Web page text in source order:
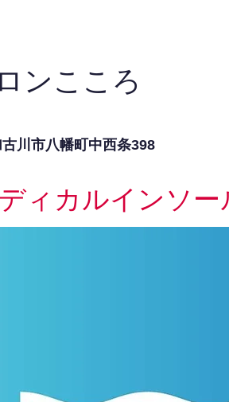
ンこころ
川市八幡町中西条398
ィカルインソ